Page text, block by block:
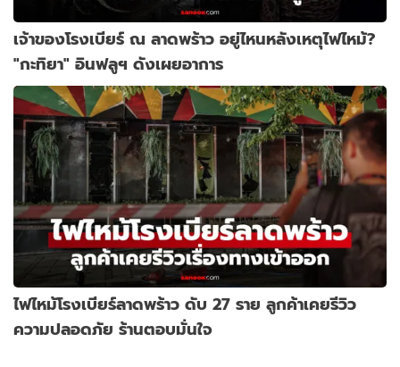
เจ้าของโรงเบียร์ ณ ลาดพร้าว อยู่ไหนหลังเหตุไฟไหม้?
"กะทิยา" อินฟลูฯ ดังเผยอาการ
ไฟไหม้โรงเบียร์ลาดพร้าว ดับ 27 ราย ลูกค้าเคยรีวิว
ความปลอดภัย ร้านตอบมั่นใจ